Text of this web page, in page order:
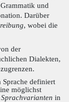
und
Darüber
, wobei die
der
Dialekten,
Sprache definiert
möglichst
Sprachvarianten in